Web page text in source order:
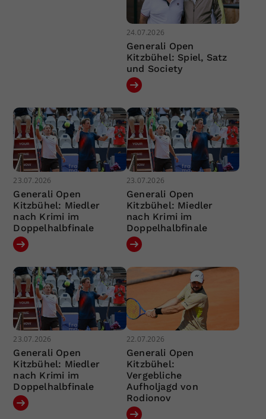
24.07.2026
Generali Open
Kitzbühel: Spiel, Satz
und Society
23.07.2026
Generali Open
Kitzbühel: Miedler
nach Krimi im
Doppelhalbfinale
23.07.2026
Generali Open
Kitzbühel: Miedler
nach Krimi im
Doppelhalbfinale
23.07.2026
Generali Open
Kitzbühel: Miedler
nach Krimi im
Doppelhalbfinale
22.07.2026
Generali Open
Kitzbühel:
Vergebliche
Aufholjagd von
Rodionov